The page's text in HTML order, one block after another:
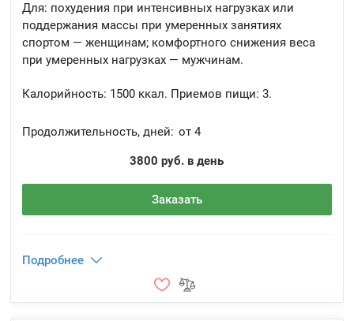
Для: похудения при интенсивных нагрузках или
поддержания массы при умеренных занятиях
спортом — женщинам; комфортного снижения веса
при умеренных нагрузках — мужчинам.
Калорийность: 1500 ккал. Приемов пищи: 3.
Продолжительность, дней: от 4
3800 руб. в день
Заказать
Подробнее